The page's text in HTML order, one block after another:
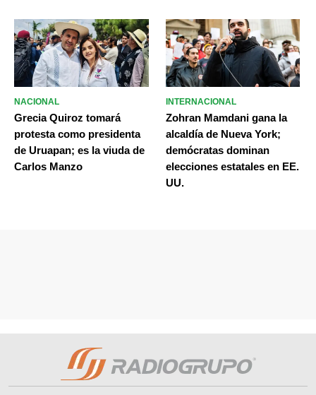
NACIONAL
Grecia Quiroz tomará
protesta como presidenta
de Uruapan; es la viuda de
Carlos Manzo
INTERNACIONAL
Zohran Mamdani gana la
alcaldía de Nueva York;
demócratas dominan
elecciones estatales en EE.
UU.